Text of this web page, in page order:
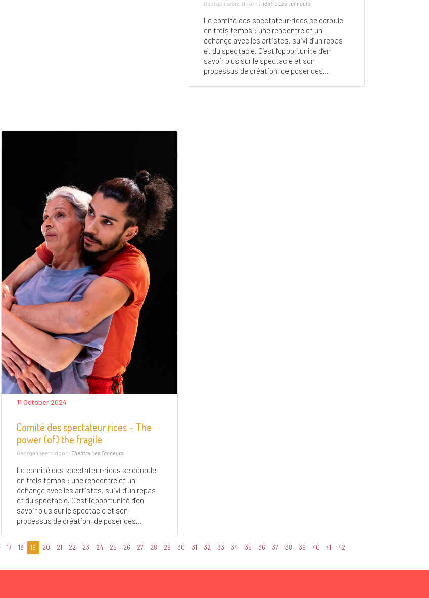
Georganiseerd door : Théâtre Les Tanneurs
Le comité des spectateur·rices se déroule
en trois temps : une rencontre et un
échange avec les artistes, suivi d’un repas
et du spectacle. C’est l’opportunité d’en
savoir plus sur le spectacle et son
processus de création, de poser des...
11 October 2024
Comité des spectateur·rices – The
power (of) the fragile
Georganiseerd door : Théâtre Les Tanneurs
Le comité des spectateur·rices se déroule
en trois temps : une rencontre et un
échange avec les artistes, suivi d’un repas
et du spectacle. C’est l’opportunité d’en
savoir plus sur le spectacle et son
processus de création, de poser des...
17 18 19 20 21 22 23 24 25 26 27 28 29 30 31 32 33 34 35 36 37 38 39 40 41 42